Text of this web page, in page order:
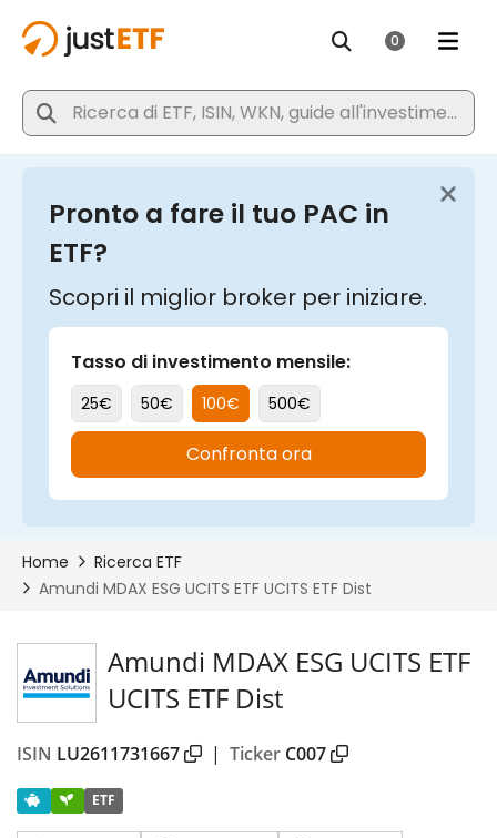
Amundi MDAX ESG UCITS ETF
UCITS ETF Dist
ISIN LU2611731667 | Ticker C007
ETF